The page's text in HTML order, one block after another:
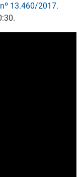
13.460/2017.